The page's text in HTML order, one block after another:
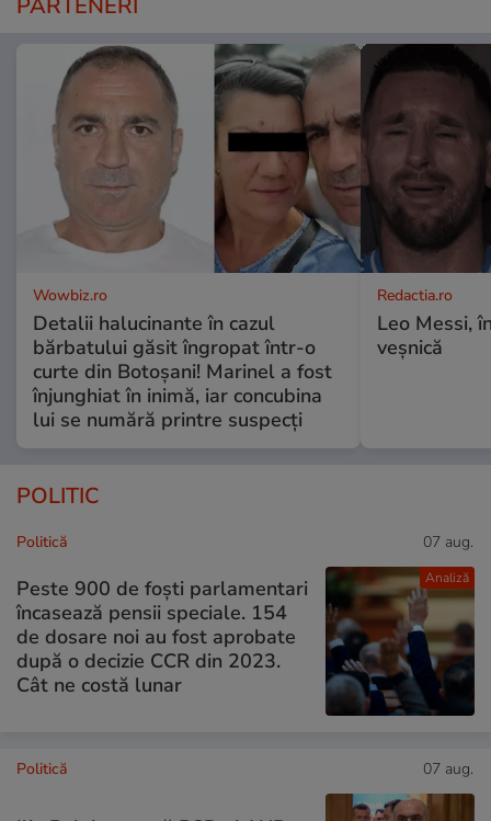
Wowbiz.ro
Detalii halucinante în cazul
bărbatului găsit îngropat într-o
curte din Botoșani! Marinel a fost
înjunghiat în inimă, iar concubina
lui se numără printre suspecți
Redactia.ro
Leo Messi,
veșnică
POLITIC
Analiză
Politică 07 aug.
Peste 900 de foști parlamentari
încasează pensii speciale. 154
de dosare noi au fost aprobate
după o decizie CCR din 2023.
Cât ne costă lunar
Politică 07 aug.